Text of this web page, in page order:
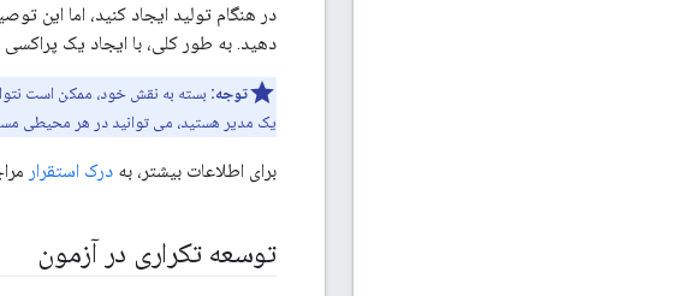
دهید. به طور کلی، با ایجاد یک پراکسی API در
توجه: بسته به نقش خود، ممکن است
یک مدیر هستید، می توانید در هر محیطی
برای اطلاعات بیشتر، به درک استقرار
توسعه تکراری در آزمون